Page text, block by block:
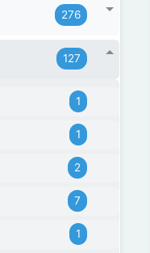
276
127
1
1
2
7
1